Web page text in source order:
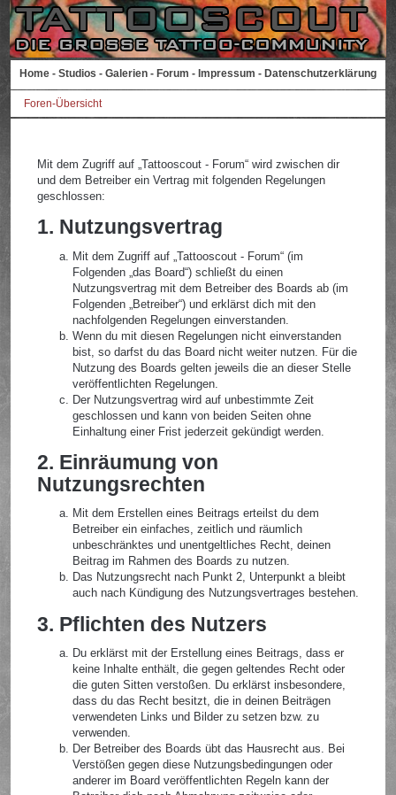
Home - Studios - Galerien - Forum - Impressum - Datenschutzerklärung
Foren-Übersicht
Mit dem Zugriff auf „Tattooscout - Forum“ wird zwischen dir
und dem Betreiber ein Vertrag mit folgenden Regelungen
geschlossen:
1. Nutzungsvertrag
Mit dem Zugriff auf „Tattooscout - Forum“ (im
Folgenden „das Board“) schließt du einen
Nutzungsvertrag mit dem Betreiber des Boards ab (im
Folgenden „Betreiber“) und erklärst dich mit den
nachfolgenden Regelungen einverstanden.
Wenn du mit diesen Regelungen nicht einverstanden
bist, so darfst du das Board nicht weiter nutzen. Für die
Nutzung des Boards gelten jeweils die an dieser Stelle
veröffentlichten Regelungen.
Der Nutzungsvertrag wird auf unbestimmte Zeit
geschlossen und kann von beiden Seiten ohne
Einhaltung einer Frist jederzeit gekündigt werden.
2. Einräumung von
Nutzungsrechten
Mit dem Erstellen eines Beitrags erteilst du dem
Betreiber ein einfaches, zeitlich und räumlich
unbeschränktes und unentgeltliches Recht, deinen
Beitrag im Rahmen des Boards zu nutzen.
Das Nutzungsrecht nach Punkt 2, Unterpunkt a bleibt
auch nach Kündigung des Nutzungsvertrages bestehen.
3. Pflichten des Nutzers
Du erklärst mit der Erstellung eines Beitrags, dass er
keine Inhalte enthält, die gegen geltendes Recht oder
die guten Sitten verstoßen. Du erklärst insbesondere,
dass du das Recht besitzt, die in deinen Beiträgen
verwendeten Links und Bilder zu setzen bzw. zu
verwenden.
Der Betreiber des Boards übt das Hausrecht aus. Bei
Verstößen gegen diese Nutzungsbedingungen oder
anderer im Board veröffentlichten Regeln kann der